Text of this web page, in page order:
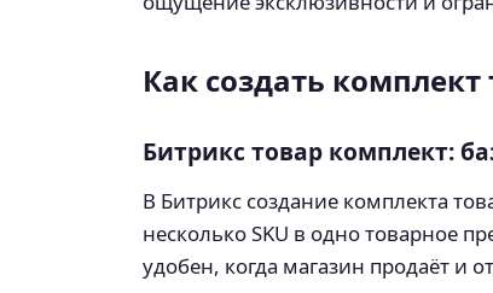
Как создать комплект
Битрикс товар комплект:
В Битрикс создание комплекта
несколько SKU в одно товарное
удобен, когда магазин продаёт